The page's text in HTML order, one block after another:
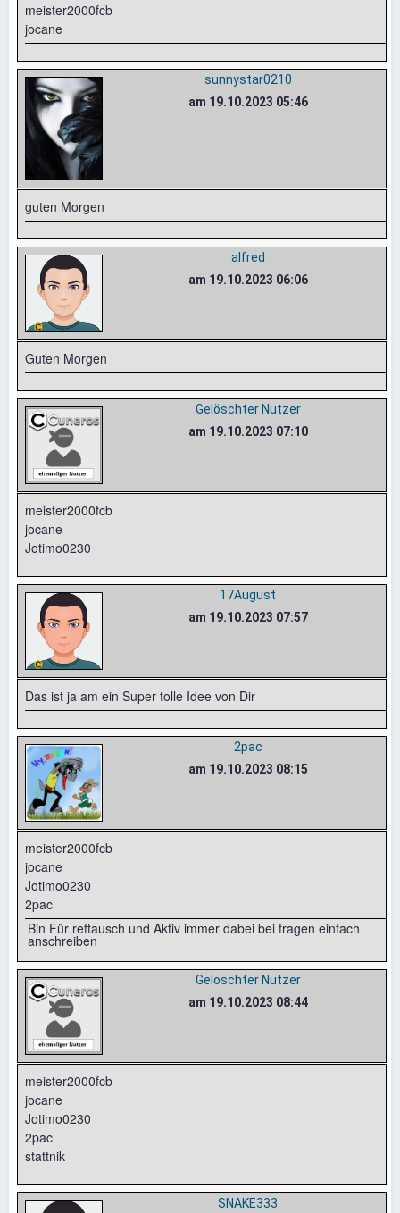
meister2000fcb
jocane
sunnystar0210
am 19.10.2023 05:46
guten Morgen
alfred
am 19.10.2023 06:06
Guten Morgen
Gelöschter Nutzer
am 19.10.2023 07:10
meister2000fcb
jocane
Jotimo0230
17August
am 19.10.2023 07:57
Das ist ja am ein Super tolle Idee von Dir
2pac
am 19.10.2023 08:15
meister2000fcb
jocane
Jotimo0230
2pac
Bin Für reftausch und Aktiv immer dabei bei fragen einfach
anschreiben
Gelöschter Nutzer
am 19.10.2023 08:44
meister2000fcb
jocane
Jotimo0230
2pac
stattnik
SNAKE333